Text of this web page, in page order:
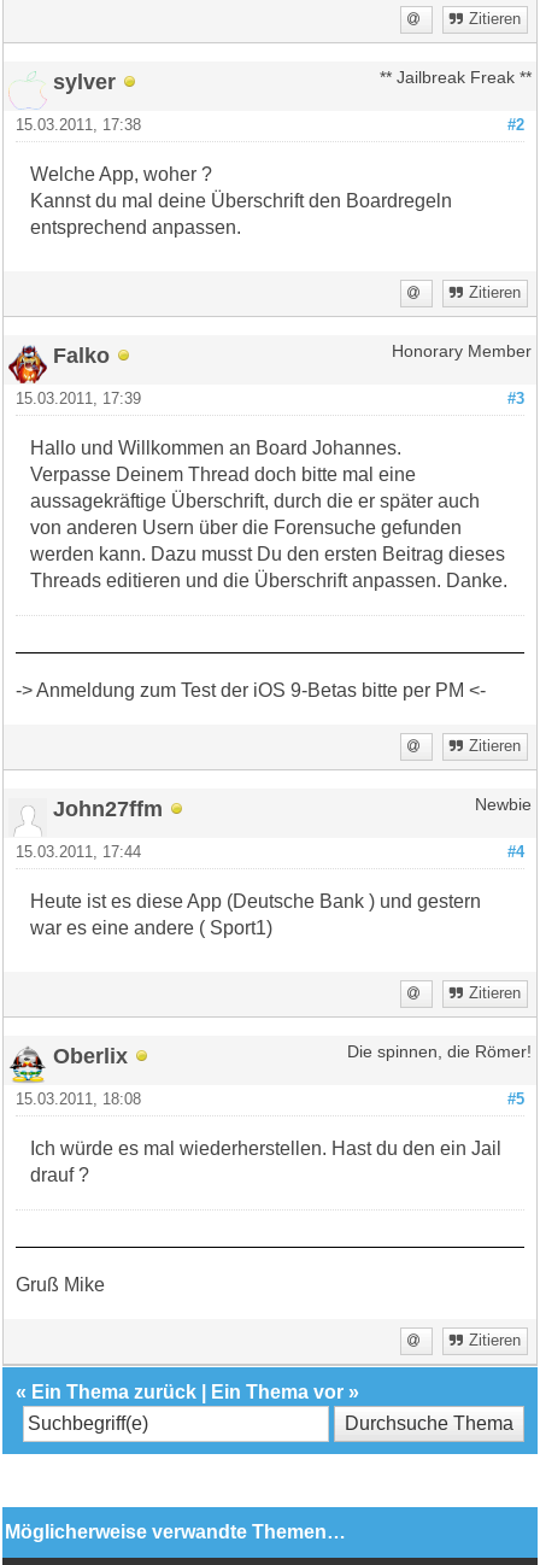
Zitieren
sylver ** Jailbreak Freak **
#2
15.03.2011, 17:38
Welche App, woher ?
Kannst du mal deine Überschrift den Boardregeln
entsprechend anpassen.
Zitieren
Falko Honorary Member
#3
15.03.2011, 17:39
Hallo und Willkommen an Board Johannes.
Verpasse Deinem Thread doch bitte mal eine
aussagekräftige Überschrift, durch die er später auch
von anderen Usern über die Forensuche gefunden
werden kann. Dazu musst Du den ersten Beitrag dieses
Threads editieren und die Überschrift anpassen. Danke.
-> Anmeldung zum Test der iOS 9-Betas bitte per PM <-
Zitieren
John27ffm Newbie
#4
15.03.2011, 17:44
Heute ist es diese App (Deutsche Bank ) und gestern
war es eine andere ( Sport1)
Zitieren
Oberlix Die spinnen, die Römer!
#5
15.03.2011, 18:08
Ich würde es mal wiederherstellen. Hast du den ein Jail
drauf ?
Gruß Mike
Zitieren
« Ein Thema zurück Ein Thema vor »
Möglicherweise verwandte Themen…